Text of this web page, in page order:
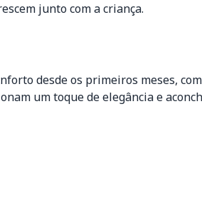
junto com a criança.
desde os primeiros meses,
um toque de elegância e